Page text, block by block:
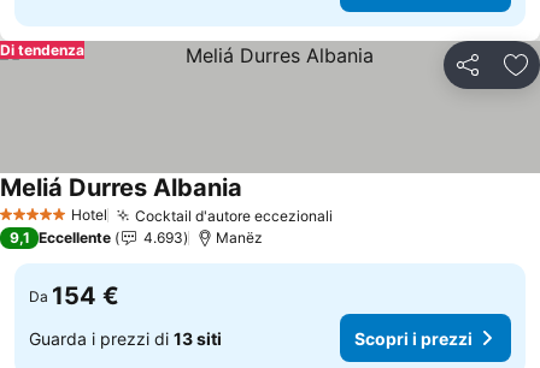
Condividi
Di tendenza
5 Stelle Hotel Cocktail d'autore eccezionali
Meliá Durres Albania
9,1 Eccellente 4.693 Manëz
Da 154 €
Guarda i prezzi di 13 siti Scopri i prezzi